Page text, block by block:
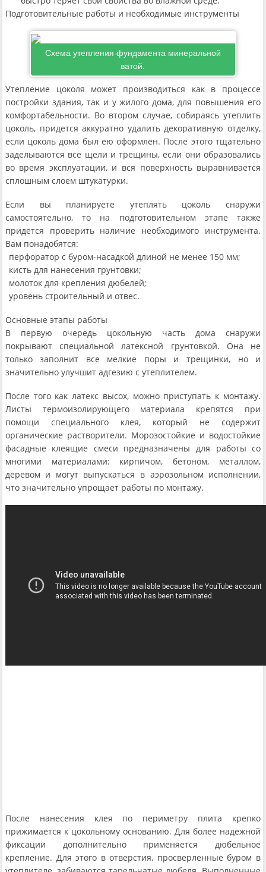
Подготовительные работы и необходимые инструменты
Схема утепления фундамента минеральной
ватой.
Утепление цоколя может производиться как в процессе
постройки здания, так и у жилого дома, для повышения его
комфортабельности. Во втором случае, собираясь утеплить
цоколь, придется аккуратно удалить декоративную отделку,
если цоколь дома был ею оформлен. После этого тщательно
заделываются все щели и трещины, если они образовались
во время эксплуатации, и вся поверхность выравнивается
сплошным слоем штукатурки.
Если вы планируете утеплять цоколь снаружи
самостоятельно, то на подготовительном этапе также
придется проверить наличие необходимого инструмента.
Вам понадобятся:
перфоратор с буром-насадкой длиной не менее 150 мм;
кисть для нанесения грунтовки;
молоток для крепления дюбелей;
уровень строительный и отвес.
Основные этапы работы
В первую очередь цокольную часть дома снаружи
покрывают специальной латексной грунтовкой. Она не
только заполнит все мелкие поры и трещинки, но и
значительно улучшит адгезию с утеплителем.
После того как латекс высох, можно приступать к монтажу.
Листы термоизолирующего материала крепятся при
помощи специального клея, который не содержит
органические растворители. Морозостойкие и водостойкие
фасадные клеящие смеси предназначены для работы со
многими материалами: кирпичом, бетоном, металлом,
деревом и могут выпускаться в аэрозольном исполнении,
что значительно упрощает работы по монтажу.
После нанесения клея по периметру плита крепко
прижимается к цокольному основанию. Для более надежной
фиксации дополнительно применяется дюбельное
крепление. Для этого в отверстия, просверленные буром в